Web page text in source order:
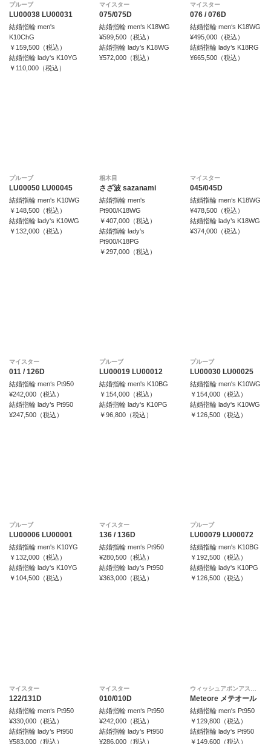
プルーブ
LU00038 LU00031
結婚指輪 men's
K10ChG
￥159,500（税込）
結婚指輪 lady's K10YG
￥110,000（税込）
マイスター
075/075D
結婚指輪 men‘s K18WG
¥599,500（税込）
結婚指輪 lady’s K18WG
¥572,000（税込）
マイスター
076 / 076D
結婚指輪 men‘s K18WG
¥495,000（税込）
結婚指輪 lady’s K18RG
¥665,500（税込）
プルーブ
LU00050 LU00045
結婚指輪 men's K10WG
￥148,500（税込）
結婚指輪 lady's K10WG
￥132,000（税込）
相木目
さざ波 sazanami
結婚指輪 men's
Pt900/K18WG
￥407,000（税込）
結婚指輪 lady's
Pt900/K18PG
￥297,000（税込）
マイスター
045/045D
結婚指輪 men‘s K18WG
¥478,500（税込）
結婚指輪 lady’s K18WG
¥374,000（税込）
マイスター
011 / 126D
結婚指輪 men‘s Pt950
¥242,000（税込）
結婚指輪 lady’s Pt950
¥247,500（税込）
プルーブ
LU00019 LU00012
結婚指輪 men's K10BG
￥154,000（税込）
結婚指輪 lady's K10PG
￥96,800（税込）
プルーブ
LU00030 LU00025
結婚指輪 men's K10WG
￥154,000（税込）
結婚指輪 lady's K10WG
￥126,500（税込）
プルーブ
LU00006 LU00001
結婚指輪 men's K10YG
￥132,000（税込）
結婚指輪 lady's K10YG
￥104,500（税込）
マイスター
136 / 136D
結婚指輪 men‘s Pt950
¥280,500（税込）
結婚指輪 lady’s Pt950
¥363,000（税込）
プルーブ
LU00079 LU00072
結婚指輪 men's K10BG
￥192,500（税込）
結婚指輪 lady's K10PG
￥126,500（税込）
マイスター
122/131D
結婚指輪 men‘s Pt950
¥330,000（税込）
結婚指輪 lady’s Pt950
¥583,000（税込）
マイスター
010/010D
結婚指輪 men‘s Pt950
¥242,000（税込）
結婚指輪 lady’s Pt950
¥286,000（税込）
Meteore メテオール
結婚指輪 men's Pt950
￥129,800（税込）
結婚指輪 lady's Pt950
￥149,600（税込）